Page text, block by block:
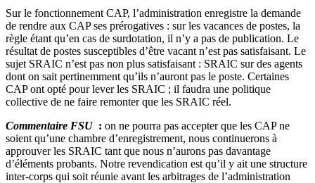
Sur le fonctionnement CAP, l’administration enregistre la demande
de rendre aux CAP ses prérogatives : sur les vacances de postes, la
règle étant qu’en cas de surdotation, il n’y a pas de publication. Le
résultat de postes susceptibles d’être vacant n’est pas satisfaisant. Le
sujet SRAIC n’est pas non plus satisfaisant : SRAIC sur des agents
dont on sait pertinemment qu’ils n’auront pas le poste. Certaines
CAP ont opté pour lever les SRAIC ; il faudra une politique
collective de ne faire remonter que les SRAIC réel.
Commentaire FSU : on ne pourra pas accepter que les CAP ne
soient qu’une chambre d’enregistrement, nous continuerons à
approuver les SRAIC tant que nous n’aurons pas davantage
d’éléments probants. Notre revendication est qu’il y ait une structure
inter-corps qui soit réunie avant les arbitrages de l’administration